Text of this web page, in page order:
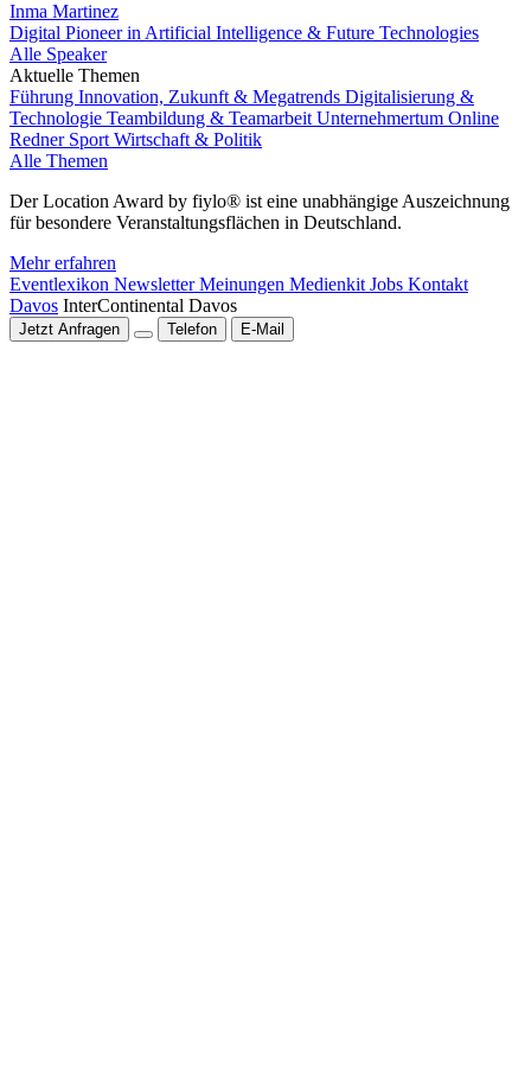
Inma Martinez
Digital Pioneer in Artificial Intelligence & Future Technologies
Alle Speaker
Aktuelle Themen
Führung Innovation, Zukunft & Megatrends Digitalisierung &
Technologie Teambildung & Teamarbeit Unternehmertum Online
Redner Sport Wirtschaft & Politik
Alle Themen
Der Location Award by fiylo® ist eine unabhängige Auszeichnung
für besondere Veranstaltungsflächen in Deutschland.
Mehr erfahren
Eventlexikon NewsletterMeinungen Medienkit Jobs Kontakt
Davos InterContinental Davos
Jetzt Anfragen Telefon E-Mail